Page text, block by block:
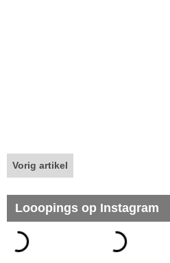
Vorig artikel
Looopings op Instagram